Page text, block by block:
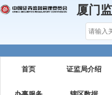
厦门
首页 证监局介绍